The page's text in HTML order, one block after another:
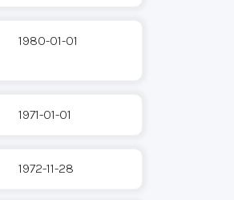
1980-01-01
1971-01-01
1972-11-28